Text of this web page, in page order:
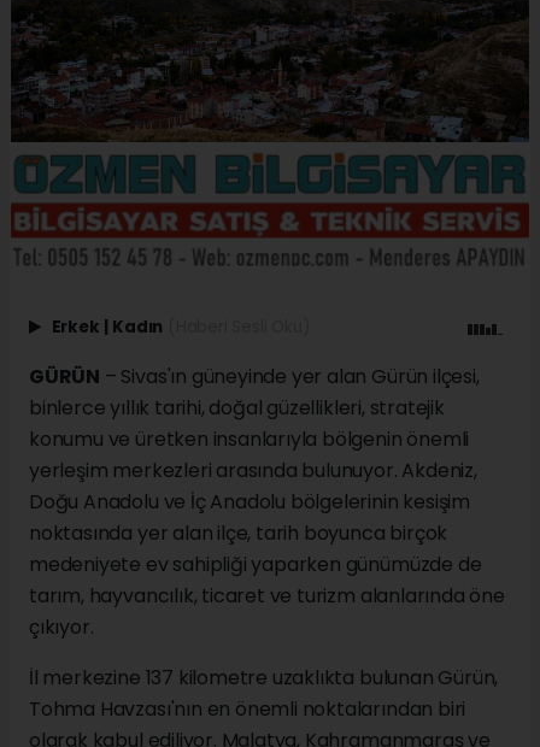
Erkek Kadın
GÜRÜN – Sivas'ın güneyinde yer alan Gürün ilçesi,
binlerce yıllık tarihi, doğal güzellikleri, stratejik
konumu ve üretken insanlarıyla bölgenin önemli
yerleşim merkezleri arasında bulunuyor. Akdeniz,
Doğu Anadolu ve İç Anadolu bölgelerinin kesişim
noktasında yer alan ilçe, tarih boyunca birçok
medeniyete ev sahipliği yaparken günümüzde de
tarım, hayvancılık, ticaret ve turizm alanlarında öne
çıkıyor.
İl merkezine 137 kilometre uzaklıkta bulunan Gürün,
Tohma Havzası'nın en önemli noktalarından biri
olarak kabul ediliyor. Malatya, Kahramanmaraş ve